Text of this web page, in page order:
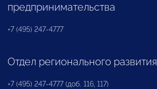
предпринимательства
+7 (495) 247-4777
Отдел регионального развития
+7 (495) 247-4777 (доб. 116, 117)